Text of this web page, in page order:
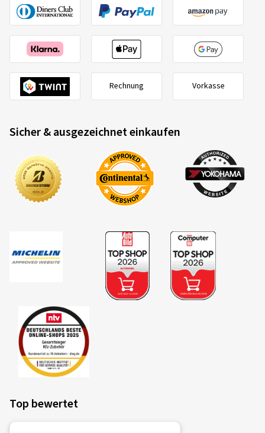
Rechnung Vorkasse
Sicher & ausgezeichnet einkaufen
Top bewertet